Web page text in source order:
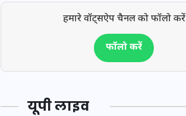
हमारे वॉट्सऐप चैनल को फॉलो करें
फॉलो करें
यूपी लाइव